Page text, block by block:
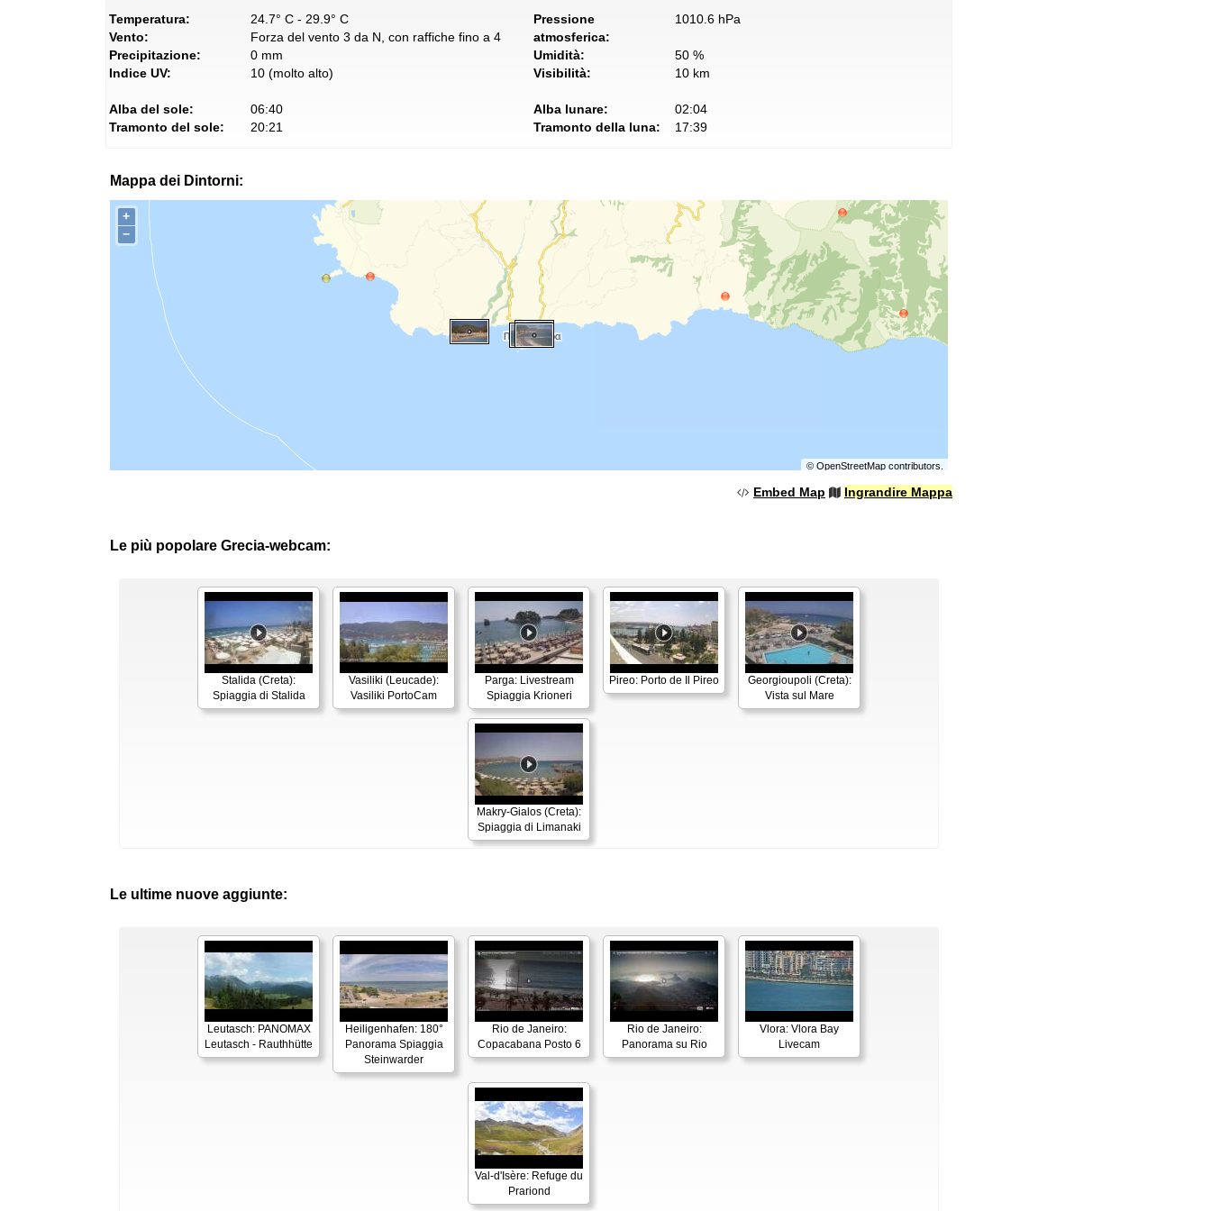
Temperatura:
24.7° C - 29.9° C
Vento:
Forza del vento 3 da N, con raffiche fino a 4
Precipitazione:
0 mm
Indice UV:
10 (molto alto)
Pressione
atmosferica:
1010.6 hPa
Umidità:
50 %
Visibilità:
10 km
Alba del sole:
06:40
Tramonto del sole:
20:21
Alba lunare:
02:04
Tramonto della luna:
17:39
Mappa dei Dintorni:
+
−
© OpenStreetMapcontributors.
Embed Map Ingrandire Mappa
Le più popolare Grecia-webcam:
Stalida (Creta):
Spiaggia di Stalida
Vasiliki (Leucade):
Vasiliki PortoCam
Parga: Livestream
Spiaggia Krioneri
Pireo: Porto de Il Pireo
Georgioupoli (Creta):
Vista sul Mare
Makry-Gialos (Creta):
Spiaggia di Limanaki
Le ultime nuove aggiunte:
Leutasch: PANOMAX
Leutasch - Rauthhütte
Heiligenhafen: 180°
Panorama Spiaggia
Steinwarder
Rio de Janeiro:
Copacabana Posto 6
Rio de Janeiro:
Panorama su Rio
Vlora: Vlora Bay
Livecam
Val-d'Isère: Refuge du
Prariond